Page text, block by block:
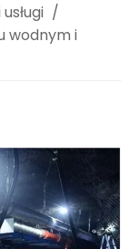
/
wodnym i